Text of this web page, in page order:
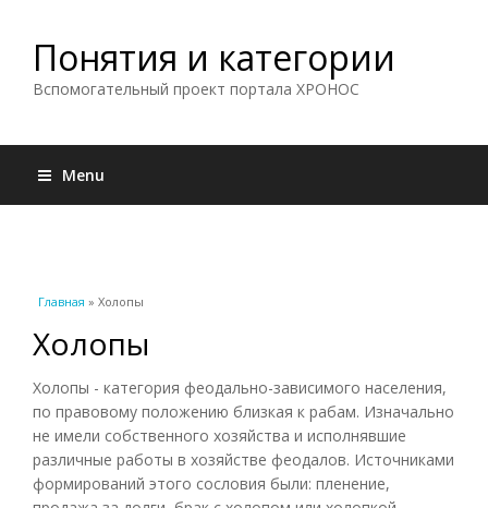
Понятия и категории
Вспомогательный проект портала ХРОНОС
Menu
Вы здесь
Главная » Холопы
Холопы
Холопы - категория феодально-зависимого населения,
по правовому положению близкая к рабам. Изначально
не имели собственного хозяйства и исполнявшие
различные работы в хозяйстве феодалов. Источниками
формирований этого сословия были: пленение,